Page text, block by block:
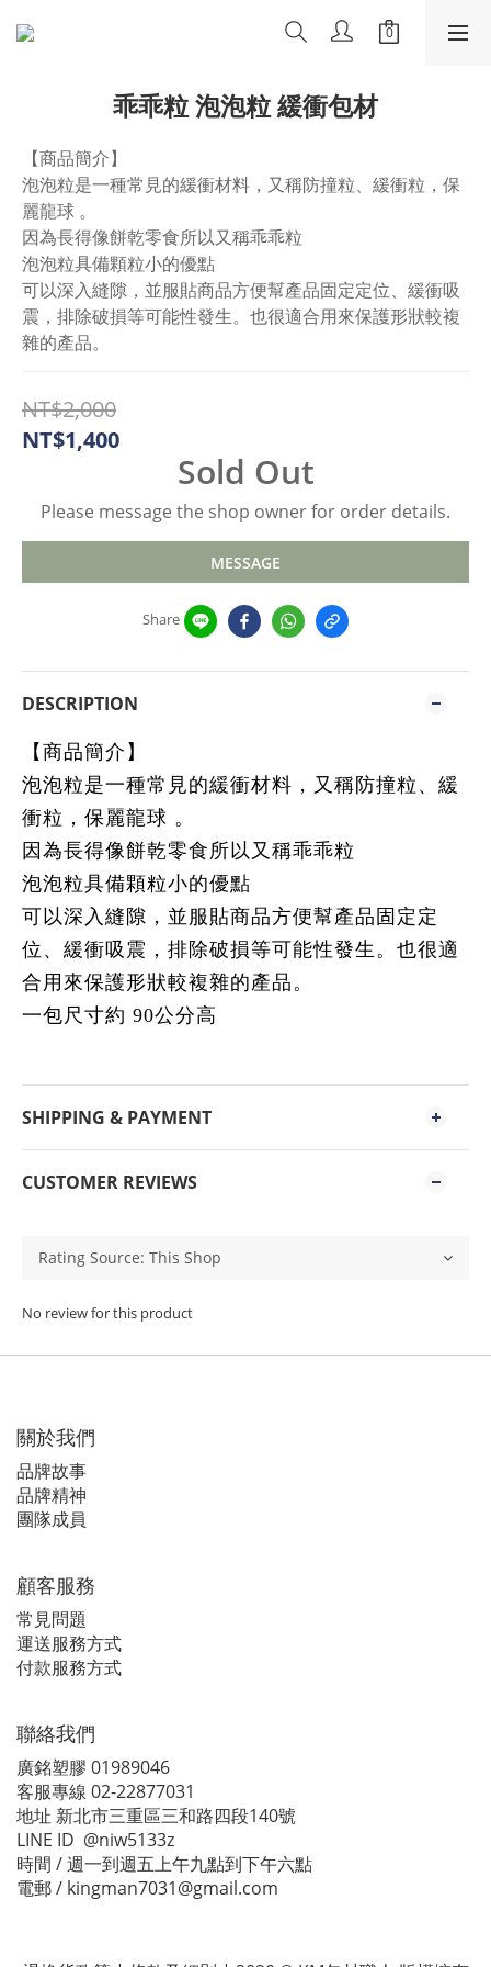
乖乖粒 泡泡粒 緩衝包材
【商品簡介】
泡泡粒是一種常見的緩衝材料，又稱防撞粒、緩衝粒，保
麗龍球 。
因為長得像餅乾零食所以又稱乖乖粒
泡泡粒具備顆粒小的優點
可以深入縫隙，並服貼商品方便幫產品固定定位、緩衝吸
震，排除破損等可能性發生。也很適合用來保護形狀較複
雜的產品。
NT$2,000
NT$1,400
Sold Out
Please message the shop owner for order details.
MESSAGE
Share
DESCRIPTION
【商品簡介】
泡泡粒是一種常見的緩衝材料，又稱防撞粒、緩
衝粒，保麗龍球 。
因為長得像餅乾零食所以又稱乖乖粒
泡泡粒具備顆粒小的優點
可以深入縫隙，並服貼商品方便幫產品固定定
位、緩衝吸震，排除破損等可能性發生。也很適
合用來保護形狀較複雜的產品。
一包尺寸約 90公分高
SHIPPING & PAYMENT
CUSTOMER REVIEWS
No review for this product
關於我們
品牌故事
品牌精神
團隊成員
顧客服務
常見問題
運送服務方式
付款服務方式
聯絡我們
廣銘塑膠 01989046
客服專線 02-22877031
地址 新北市三重區三和路四段140號
LINE ID @niw5133z
時間 / 週一到週五上午九點到下午六點
電郵 / kingman7031@gmail.com